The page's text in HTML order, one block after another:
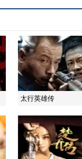
太行英雄传